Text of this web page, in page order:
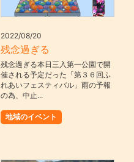
2022/08/20
残念過ぎる
残念過ぎる本日三入第一公園で開
催される予定だった「第３６回ふ
れあいフェスティバル」雨の予報
の為、中止...
地域のイベント